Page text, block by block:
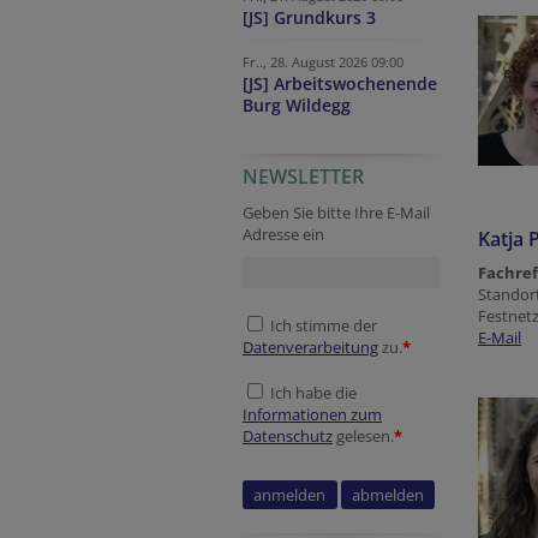
[JS] Grundkurs 3
Fr.., 28. August 2026 09:00
[JS] Arbeitswochenende
Burg Wildegg
NEWSLETTER
Geben Sie bitte Ihre E-Mail
Adresse ein
Ich stimme der
Datenverarbeitungzu.*
Ich habe die
Informationen zum
Datenschutz gelesen.*
Katja
E-Mail